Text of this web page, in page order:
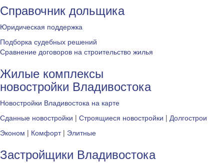
Справочник дольщика
Юридическая поддержка
Подборка судебных решений
Сравнение договоров на строительство жилья
Жилые комплексы
новостройки Владивостока
Новостройки Владивостока на карте
Сданные новостройки | Строящиеся новостройки | Долгострои
Эконом | Комфорт| Элитные
Застройщики Владивостока